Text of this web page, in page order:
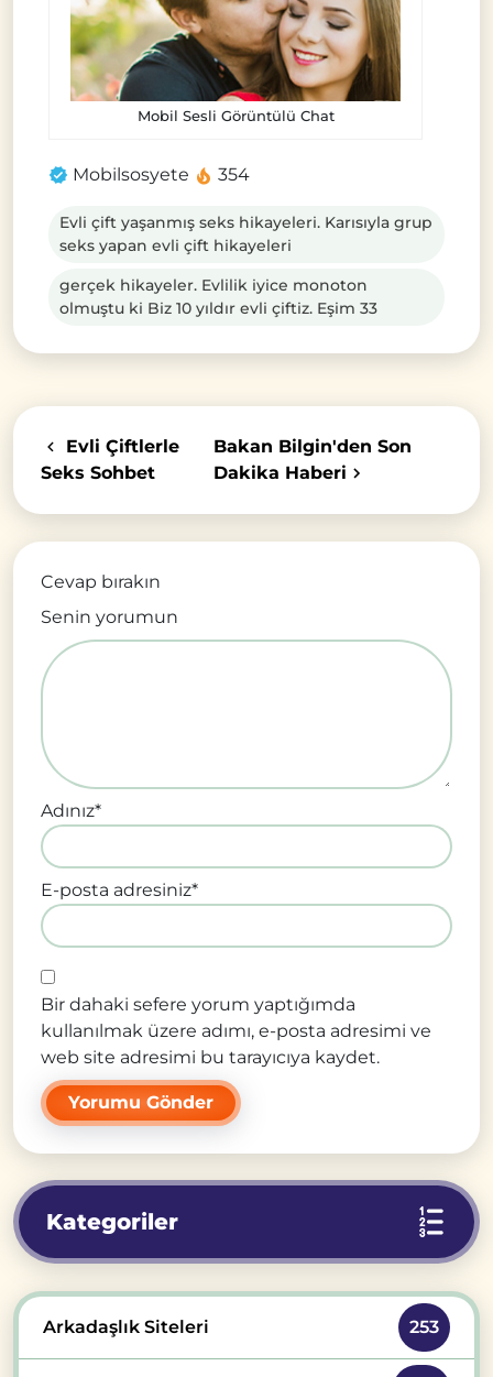
Mobil Sesli Görüntülü Chat
Mobilsosyete 354
Evli çift yaşanmış seks hikayeleri. Karısıyla grup
seks yapan evli çift hikayeleri
gerçek hikayeler. Evlilik iyice monoton
olmuştu ki Biz 10 yıldır evli çiftiz. Eşim 33
Evli Çiftlerle
Seks Sohbet
Bakan Bilgin'den Son
Dakika Haberi
Cevap bırakın
Senin yorumun
Adınız*
E-posta adresiniz*
Bir dahaki sefere yorum yaptığımda
kullanılmak üzere adımı, e-posta adresimi ve
web site adresimi bu tarayıcıya kaydet.
Kategoriler
Arkadaşlık Siteleri 253